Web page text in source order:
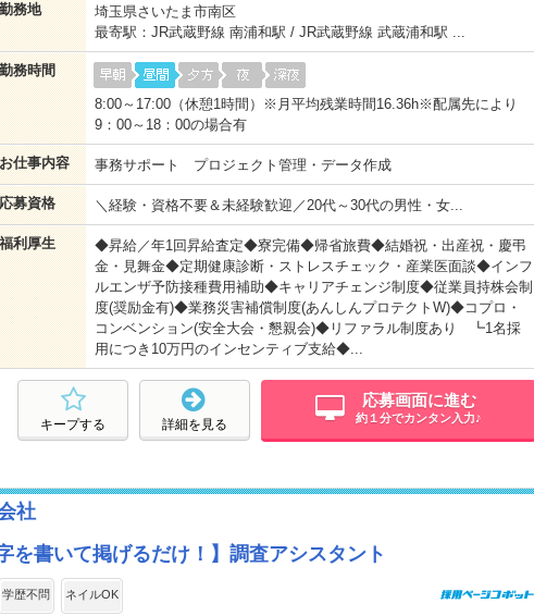
勤務地
埼玉県さいたま市南区
最寄駅：JR武蔵野線 南浦和駅 / JR武蔵野線 武蔵浦和駅 ...
勤務時間
8:00～17:00（休憩1時間）※月平均残業時間16.36h※配属先により
9：00～18：00の場合有
お仕事内容 事務サポート プロジェクト管理・データ作成
応募資格 ＼経験・資格不要＆未経験歓迎／20代～30代の男性・女...
福利厚生
◆昇給／年1回昇給査定◆寮完備◆帰省旅費◆結婚祝・出産祝・慶弔
金・見舞金◆定期健康診断・ストレスチェック・産業医面談◆インフ
ルエンザ予防接種費用補助◆キャリアチェンジ制度◆従業員持株会制
度(奨励金有)◆業務災害補償制度(あんしんプロテクトW)◆コプロ・
コンベンション(安全大会・懇親会)◆リファラル制度あり ┗1名採
用につき10万円のインセンティブ支給◆...
応募画面に進む
約１分でカンタン入力♪
詳細を見る
キープする
社
を書いて掲げるだけ！】調査アシスタント
学歴不問 ネイルOK